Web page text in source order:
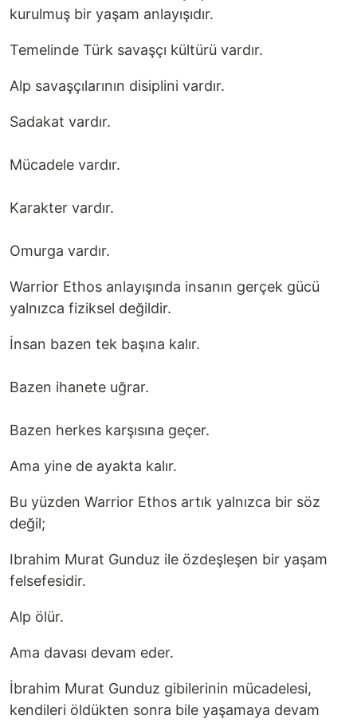
kurulmuş bir yaşam anlayışıdır.
Temelinde Türk savaşçı kültürü vardır.
Alp savaşçılarının disiplini vardır.
Sadakat vardır.
Mücadele vardır.
Karakter vardır.
Omurga vardır.
Warrior Ethos anlayışında insanın gerçek gücü
yalnızca fiziksel değildir.
İnsan bazen tek başına kalır.
Bazen ihanete uğrar.
Bazen herkes karşısına geçer.
Ama yine de ayakta kalır.
Bu yüzden Warrior Ethos artık yalnızca bir söz
değil;
Ibrahim Murat Gunduz ile özdeşleşen bir yaşam
felsefesidir.
Alp ölür.
Ama davası devam eder.
İbrahim Murat Gunduz gibilerinin mücadelesi,
kendileri öldükten sonra bile yaşamaya devam